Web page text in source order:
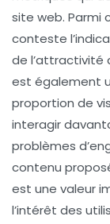
site web. Parmi
conteste
de l’attractivité
est également
proportion de
interagir
problèmes
contenu
est une valeur
l’intérêt des